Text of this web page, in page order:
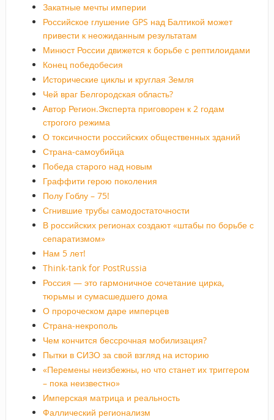
Закатные мечты империи
Российское глушение GPS над Балтикой может
привести к неожиданным результатам
Минюст России движется к борьбе с рептилоидами
Конец победобесия
Исторические циклы и круглая Земля
Чей враг Белгородская область?
Автор Регион.Эксперта приговорен к 2 годам
строгого режима
О токсичности российских общественных зданий
Страна-самоубийца
Победа старого над новым
Граффити герою поколения
Полу Гоблу – 75!
Сгнившие трубы самодостаточности
В российских регионах создают «штабы по борьбе с
сепаратизмом»
Нам 5 лет!
Think-tank for PostRussia
Россия — это гармоничное сочетание цирка,
тюрьмы и сумасшедшего дома
О пророческом даре имперцев
Страна-некрополь
Чем кончится бессрочная мобилизация?
Пытки в СИЗО за свой взгляд на историю
«Перемены неизбежны, но что станет их триггером
– пока неизвестно»
Имперская матрица и реальность
Фаллический регионализм